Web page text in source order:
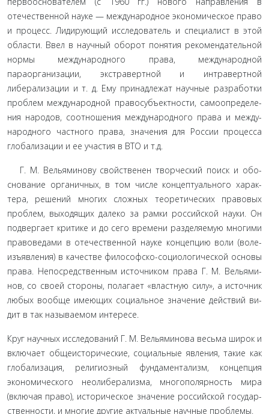
отечественной науке — международное экономическое право
и процесс. Лидирующий исследователь и специалист в этой
области. Ввел в научный оборот понятия рекомендательной
нормы международного права, между­народной
параорганизации, экстравертной и интравертной
либерализации и т. д. Ему принадлежат научные разработки
проблем международной правосубъектности, самоопределе­
ния народов, соотношения международного права и между­
народного частного права, значения для России процесса
глобализации и ее участия в ВТО и т.д.
Г. М. Вельяминову свойственен творческий поиск и обо­
снование органичных, в том числе концептуального харак­
тера, решений многих сложных теоретических правовых
проблем, выходящих далеко за рамки российской науки. Он
подвергает критике и до сего времени разделяемую многими
правоведами в отечественной науке концепцию воли (воле­
изъявления) в качестве философско-социологической основы
права. Непосредственным источником права Г. М. Вельями­
нов, со своей стороны, полагает «властную силу», а источник
любых вообще имеющих социальное значение действий ви­
дит в так называемом интересе.
Круг научных исследований Г. М. Вельяминова весьма ши­рок и
включает общеисторические, социальные явления, такие как
глобализация, религиозный фундаментализм, концеп­ция
экономического неолиберализма, многополярность мира
(включая право), историческое значение российской государ­
ственности, и многие другие актуальные научные проблемы.